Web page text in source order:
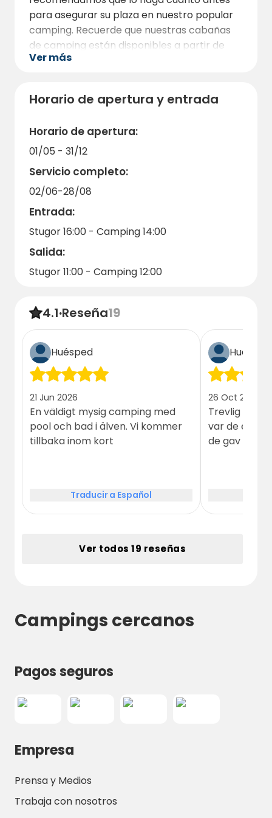
por las orillas del río Dalälven o explorar los
bosques y reservas naturales de los
alrededores.
para asegurar su plaza en nuestro popular
camping. Recuerde que nuestras cabañas
de camping están disponibles a partir de
mayo y podrá disfrutar de una estancia
necesite.
Rörholmsbadet Camping para que disfrute
de una experiencia memorable y relajante a
orillas del Dalälven.
Ver más
Horario de apertura y entrada
Horario de apertura:
01/05 - 31/12
Servicio completo:
02/06-28/08
Entrada:
Stugor 16:00 - Camping 14:00
Salida:
Stugor 11:00 - Camping 12:00
4.1·Reseña19
Huésped
21 Jun 2026
En väldigt mysig camping med
pool och bad i älven. Vi kommer
tillbaka inom kort
Traducir a Español
Huésped
26 Oct 2025
Trevlig
var de enda
de gav oss
Ver todos 19 reseñas
Campings cercanos
Pagos seguros
Empresa
Prensa y Medios
Trabaja con nosotros